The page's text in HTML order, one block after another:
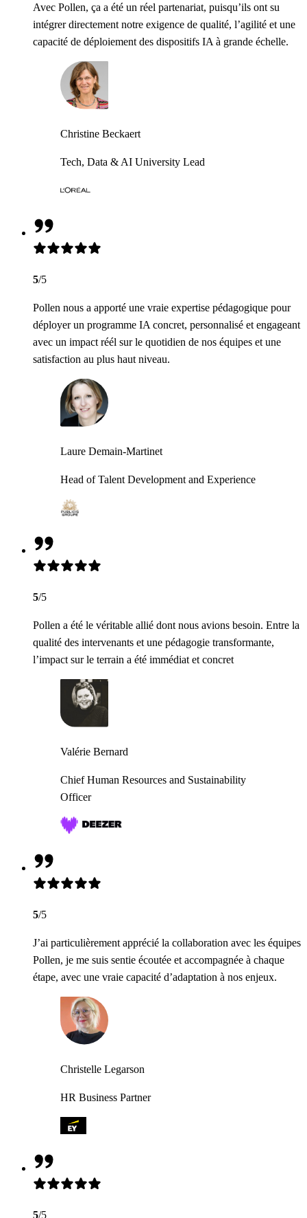
Avec Pollen, ça a été un réel partenariat, puisqu’ils ont su
intégrer directement notre exigence de qualité, l’agilité et une
capacité de déploiement des dispositifs IA à grande échelle.
Christine Beckaert
Tech, Data & AI University Lead
5/5
Pollen nous a apporté une vraie expertise pédagogique pour
déployer un programme IA concret, personnalisé et engageant
avec un impact réél sur le quotidien de nos équipes et une
satisfaction au plus haut niveau.
Laure Demain-Martinet
Head of Talent Development and Experience
5/5
Pollen a été le véritable allié dont nous avions besoin. Entre la
qualité des intervenants et une pédagogie transformante,
l’impact sur le terrain a été immédiat et concret
Valérie Bernard
Chief Human Resources and Sustainability
Officer
5/5
J’ai particulièrement apprécié la collaboration avec les équipes
Pollen, je me suis sentie écoutée et accompagnée à chaque
étape, avec une vraie capacité d’adaptation à nos enjeux.
Christelle Legarson
HR Business Partner
5/5